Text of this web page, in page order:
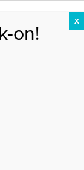
on!
X